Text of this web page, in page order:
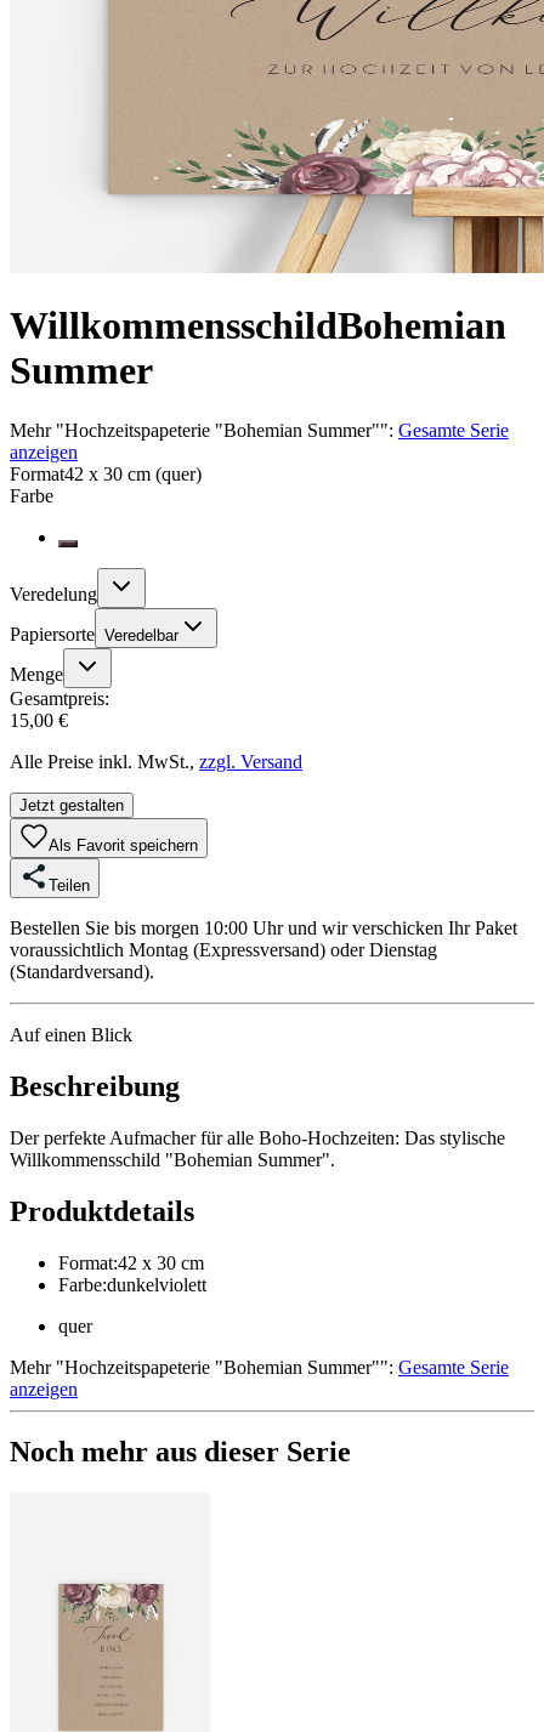
WillkommensschildBohemian
Summer
Mehr"Hochzeitspapeterie "Bohemian Summer"": Gesamte Serie
anzeigen
Format42 x 30 cm (quer)
Farbe
Veredelung
Papiersorte Veredelbar
Menge
Gesamtpreis:
15,00 €
Alle Preise inkl. MwSt., zzgl. Versand
Jetzt gestalten
Als Favorit speichern
Teilen
Bestellen Sie bis morgen 10:00 Uhr und wir verschicken Ihr Paket
voraussichtlich Montag (Expressversand) oder Dienstag
(Standardversand).
Auf einen Blick
Beschreibung
Der perfekte Aufmacher für alle Boho-Hochzeiten: Das stylische
Willkommensschild "Bohemian Summer".
Produktdetails
Format:42 x 30 cm
Farbe:dunkelviolett
quer
Mehr"Hochzeitspapeterie "Bohemian Summer"": Gesamte Serie
anzeigen
Noch mehr aus dieser Serie